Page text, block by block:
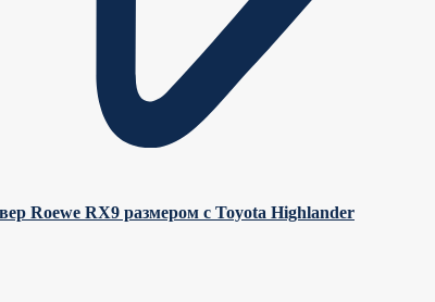
Roewe RX9 размером с Toyota Highlander